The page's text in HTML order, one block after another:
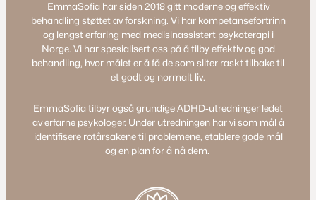
EmmaSofia har siden 2018 gitt moderne og effektiv
behandling støttet av forskning. Vi har kompetansefortrinn
og lengst erfaring med medisinassistert psykoterapi i
Norge. Vi har spesialisert oss på å tilby effektiv og god
behandling, hvor målet er å få de som sliter raskt tilbake til
et godt og normalt liv.
EmmaSofia tilbyr også grundige ADHD-utredninger ledet
av erfarne psykologer. Under utredningen har vi som mål å
identifisere rotårsakene til problemene, etablere gode mål
og en plan for å nå dem.